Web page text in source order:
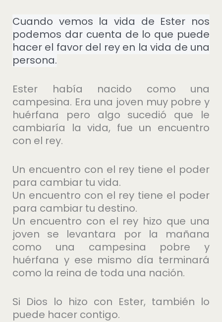
Cuando vemos la vida de Ester nos
podemos dar cuenta de lo que puede
hacer el favor del rey en la vida de una
persona.
Ester había nacido como una
campesina. Era una joven muy pobre y
huérfana pero algo sucedió que le
cambiaría la vida, fue un encuentro
con el rey.
Un encuentro con el rey tiene el poder
para cambiar tu vida.
Un encuentro con el rey tiene el poder
para cambiar tu destino.
Un encuentro con el rey hizo que una
joven se levantara por la mañana
como una campesina pobre y
huérfana y ese mismo día terminará
como la reina de toda una nación.
Si Dios lo hizo con Ester, también lo
puede hacer contigo.